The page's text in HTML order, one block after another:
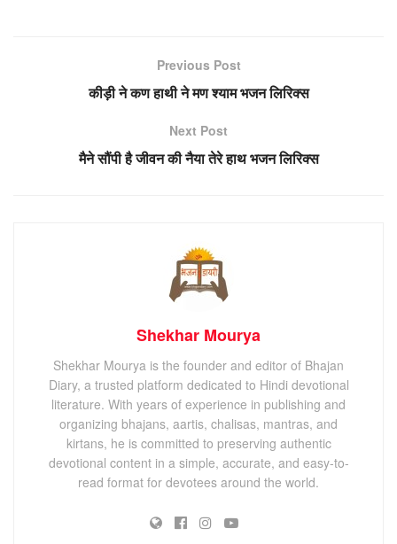
Previous Post
कीड़ी ने कण हाथी ने मण श्याम भजन लिरिक्स
Next Post
मैने सौंपी है जीवन की नैया तेरे हाथ भजन लिरिक्स
Shekhar Mourya
Shekhar Mourya is the founder and editor of Bhajan
Diary, a trusted platform dedicated to Hindi devotional
literature. With years of experience in publishing and
organizing bhajans, aartis, chalisas, mantras, and
kirtans, he is committed to preserving authentic
devotional content in a simple, accurate, and easy-to-
read format for devotees around the world.